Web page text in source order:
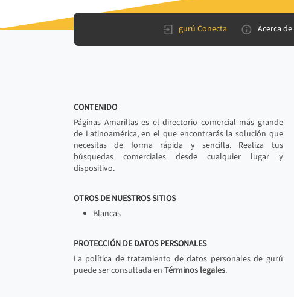
gurú Conecta Acerca
CONTENIDO
Páginas Amarillas es el directorio comercial más grande
de Latinoamérica, en el que encontrarás la solución que
necesitas de forma rápida y sencilla. Realiza tus
búsquedas comerciales desde cualquier lugar y
dispositivo.
OTROS DE NUESTROS SITIOS
Blancas
PROTECCIÓN DE DATOS PERSONALES
La política de tratamiento de datos personales de gurú
puede ser consultada en Términos legales.